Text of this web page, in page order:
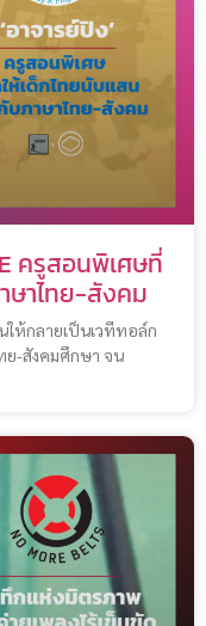
ครูสอนพิเศษที่
ษาไทย-สังคม
ให้กลายเป็นเวทีทอล์ก
ย-สังคมศึกษา จน